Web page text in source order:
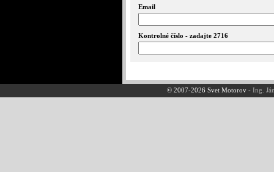
Email
Kontrolné číslo - zadajte 2716
© 2007-2026 Svet Motorov -Ing.